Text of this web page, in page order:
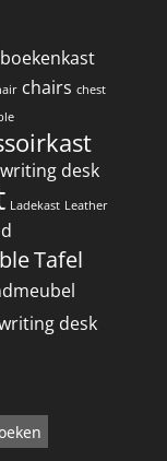
boekenkast
chairs chest
desk
Ladekast Leather
Tafel
desk